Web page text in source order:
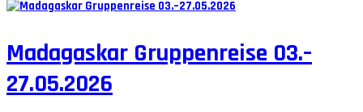
Madagaskar Gruppenreise 03.–
27.05.2026